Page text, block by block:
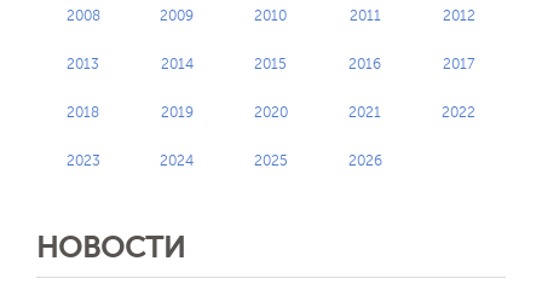
2008 2009 2010 2011 2012
2013 2014 2015 2016 2017
2018 2019 2020 2021 2022
2023 2024 2025 2026
НОВОСТИ